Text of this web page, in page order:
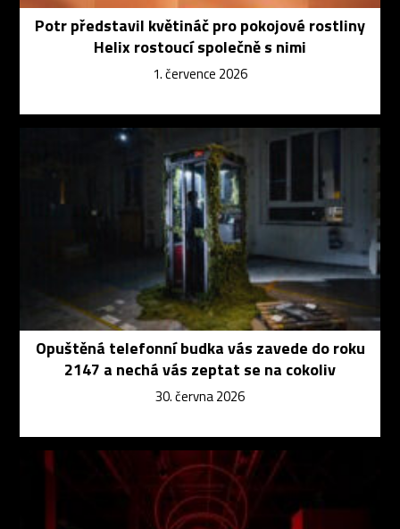
Potr představil květináč pro pokojové rostliny
Helix rostoucí společně s nimi
1. července 2026
Opuštěná telefonní budka vás zavede do roku
2147 a nechá vás zeptat se na cokoliv
30. června 2026